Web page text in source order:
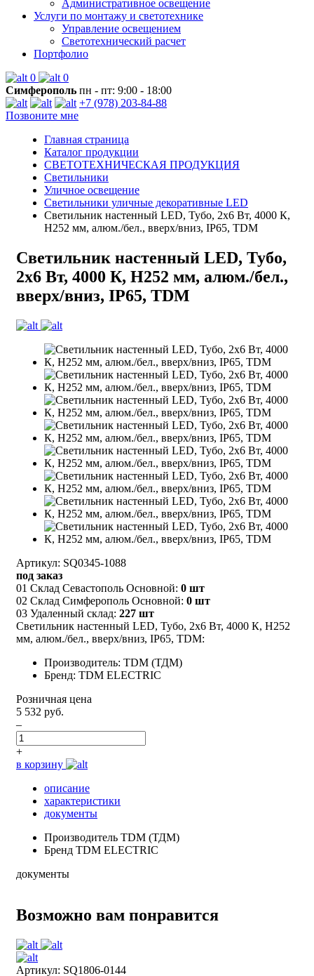
Административное освещение
Услуги по монтажу и светотехнике
Управление освещением
Светотехнический расчет
Портфолио
0
0
Симферополь пн - пт: 9:00 - 18:00
+7 (978) 203-84-88
Позвоните мне
Главная страница
Каталог продукции
СВЕТОТЕХНИЧЕСКАЯ ПРОДУКЦИЯ
Светильники
Уличное освещение
Светильники уличные декоративные LED
Светильник настенный LED, Тубо, 2х6 Вт, 4000 К,
H252 мм, алюм./бел., вверх/вниз, IP65, TDM
Светильник настенный LED, Тубо,
2х6 Вт, 4000 К, H252 мм, алюм./бел.,
вверх/вниз, IP65, TDM
Артикул: SQ0345-1088
под заказ
01 Склад Севастополь Основной: 0 шт
02 Склад Симферополь Основной: 0 шт
03 Удаленный склад: 227 шт
Светильник настенный LED, Тубо, 2х6 Вт, 4000 К, H252
мм, алюм./бел., вверх/вниз, IP65, TDM:
Производитель: TDM (ТДМ)
Бренд: TDM ELECTRIC
Розничная цена
5 532 руб.
–
+
в корзину
описание
характеристики
документы
Производитель TDM (ТДМ)
Бренд TDM ELECTRIC
документы
Возможно вам понравится
Артикул: SQ1806-0144